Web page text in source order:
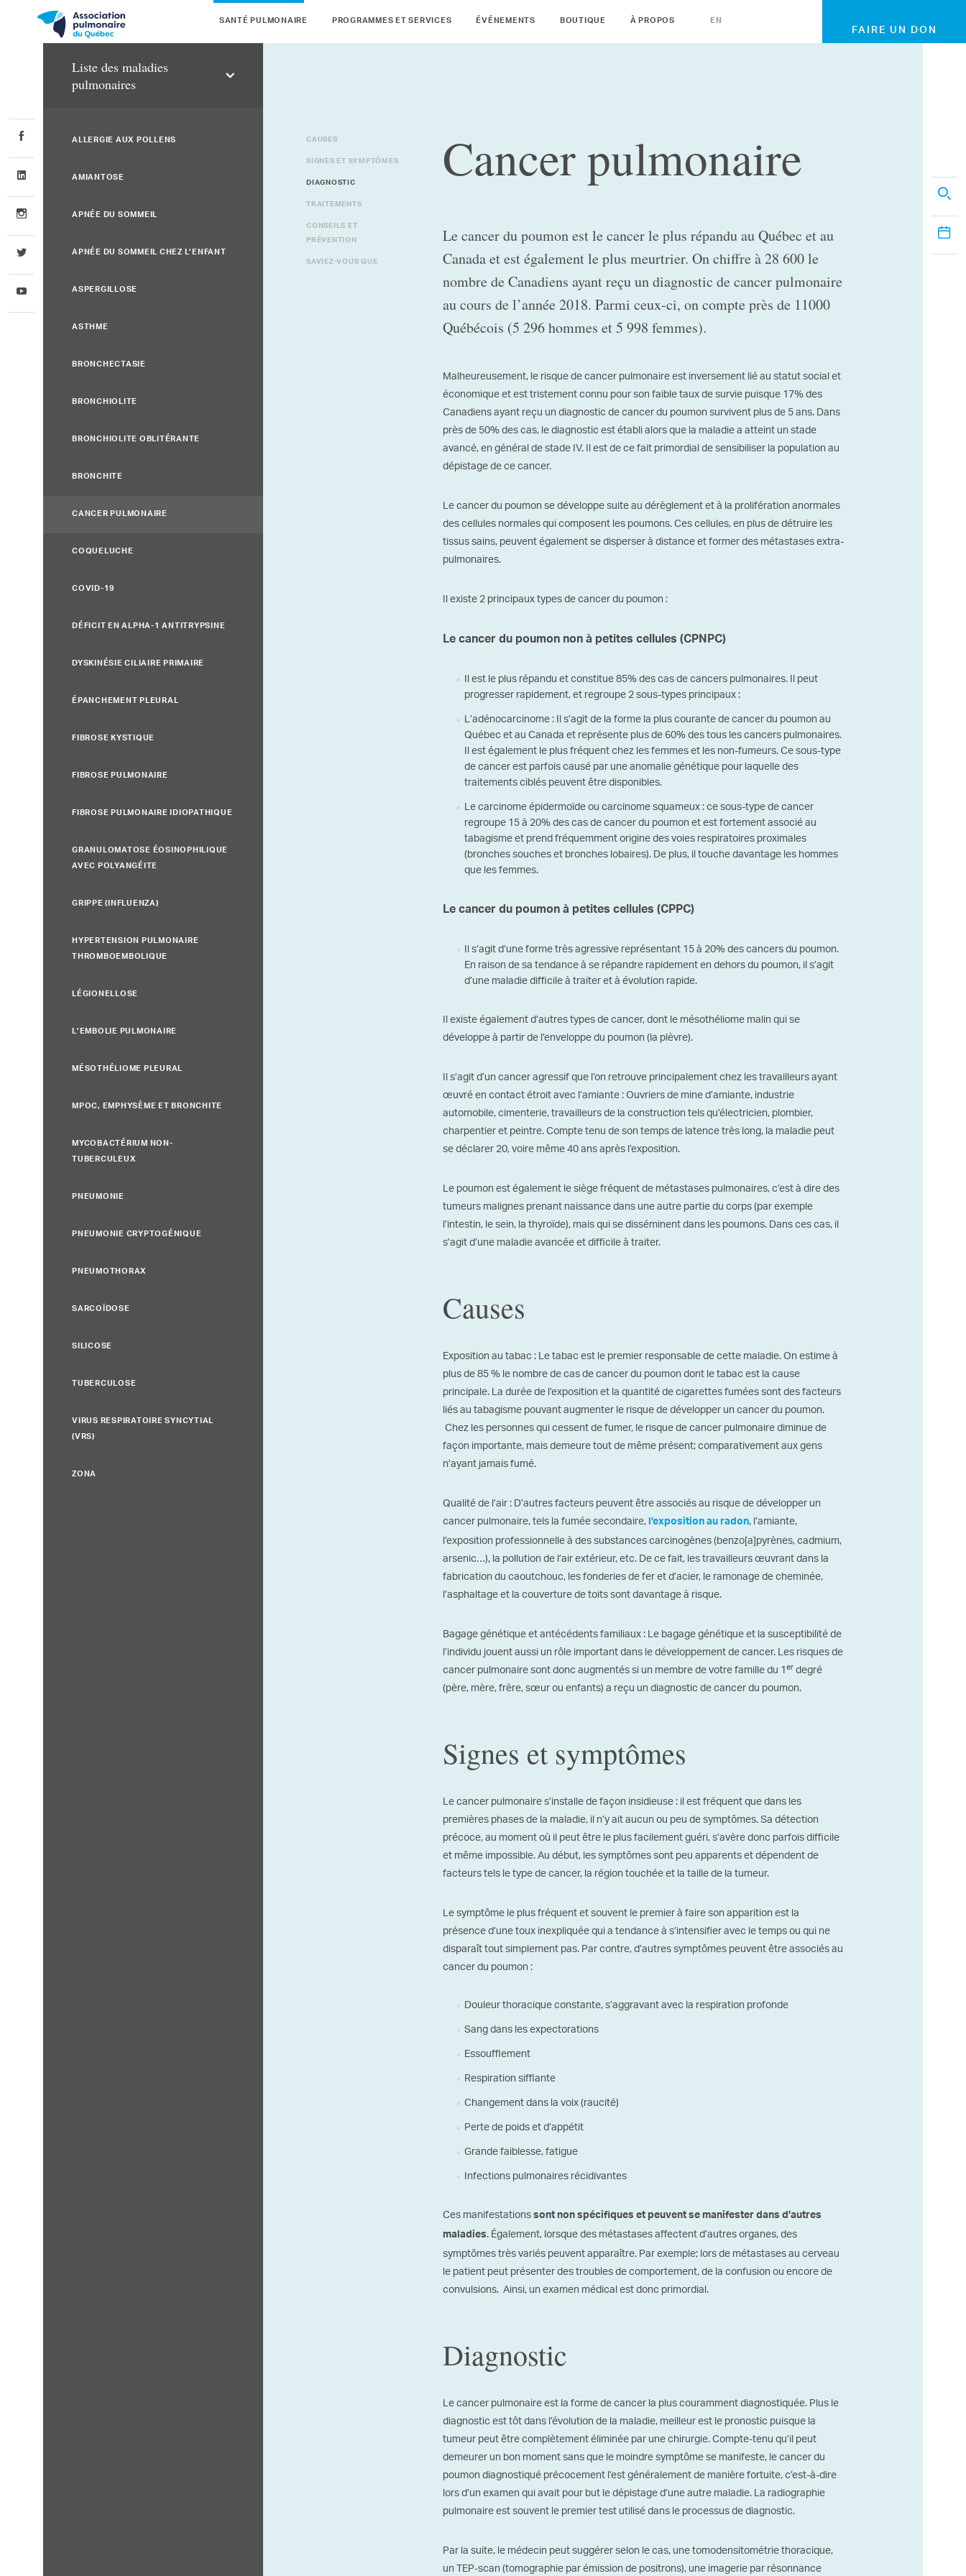
FAIRE UN DON
SANTÉ PULMONAIRE PROGRAMMES ET SERVICES ÉVÉNEMENTS BOUTIQUE À PROPOS EN
Liste des maladies
pulmonaires
ALLERGIE AUX POLLENS
AMIANTOSE
APNÉE DU SOMMEIL
APNÉE DU SOMMEIL CHEZ L’ENFANT
ASPERGILLOSE
ASTHME
BRONCHECTASIE
BRONCHIOLITE
BRONCHIOLITE OBLITÉRANTE
BRONCHITE
CANCER PULMONAIRE
COQUELUCHE
COVID-19
DÉFICIT EN ALPHA-1 ANTITRYPSINE
DYSKINÉSIE CILIAIRE PRIMAIRE
ÉPANCHEMENT PLEURAL
FIBROSE KYSTIQUE
FIBROSE PULMONAIRE
FIBROSE PULMONAIRE IDIOPATHIQUE
GRANULOMATOSE ÉOSINOPHILIQUE
AVEC POLYANGÉITE
GRIPPE (INFLUENZA)
HYPERTENSION PULMONAIRE
THROMBOEMBOLIQUE
LÉGIONELLOSE
L’EMBOLIE PULMONAIRE
MÉSOTHÉLIOME PLEURAL
MPOC, EMPHYSÈME ET BRONCHITE
MYCOBACTÉRIUM NON-
TUBERCULEUX
PNEUMONIE
PNEUMONIE CRYPTOGÉNIQUE
PNEUMOTHORAX
SARCOÏDOSE
SILICOSE
TUBERCULOSE
VIRUS RESPIRATOIRE SYNCYTIAL
(VRS)
ZONA
CAUSES
SIGNES ET SYMPTÔMES
DIAGNOSTIC
TRAITEMENTS
CONSEILS ET
PRÉVENTION
SAVIEZ-VOUS QUE
Cancer pulmonaire
Le cancer du poumon est le cancer le plus répandu au Québec et au
Canada et est également le plus meurtrier. On chiffre à 28 600 le
nombre de Canadiens ayant reçu un diagnostic de cancer pulmonaire
au cours de l’année 2018. Parmi ceux-ci, on compte près de 11000
Québécois (5 296 hommes et 5 998 femmes).
Malheureusement, le risque de cancer pulmonaire est inversement lié au statut social et
économique et est tristement connu pour son faible taux de survie puisque 17% des
Canadiens ayant reçu un diagnostic de cancer du poumon survivent plus de 5 ans. Dans
près de 50% des cas, le diagnostic est établi alors que la maladie a atteint un stade
avancé, en général de stade IV. Il est de ce fait primordial de sensibiliser la population au
dépistage de ce cancer.
Le cancer du poumon se développe suite au dérèglement et à la prolifération anormales
des cellules normales qui composent les poumons. Ces cellules, en plus de détruire les
tissus sains, peuvent également se disperser à distance et former des métastases extra-
pulmonaires.
Il existe 2 principaux types de cancer du poumon :
Le cancer du poumon non à petites cellules (CPNPC)
Il est le plus répandu et constitue 85% des cas de cancers pulmonaires. Il peut
progresser rapidement, et regroupe 2 sous-types principaux :
L’adénocarcinome : Il s’agit de la forme la plus courante de cancer du poumon au
Québec et au Canada et représente plus de 60% des tous les cancers pulmonaires.
Il est également le plus fréquent chez les femmes et les non-fumeurs. Ce sous-type
de cancer est parfois causé par une anomalie génétique pour laquelle des
traitements ciblés peuvent être disponibles.
Le carcinome épidermoïde ou carcinome squameux : ce sous-type de cancer
regroupe 15 à 20% des cas de cancer du poumon et est fortement associé au
tabagisme et prend fréquemment origine des voies respiratoires proximales
(bronches souches et bronches lobaires). De plus, il touche davantage les hommes
que les femmes.
Le cancer du poumon à petites cellules (CPPC)
Il s’agit d’une forme très agressive représentant 15 à 20% des cancers du poumon.
En raison de sa tendance à se répandre rapidement en dehors du poumon, il s’agit
d’une maladie difficile à traiter et à évolution rapide.
Il existe également d’autres types de cancer, dont le mésothéliome malin qui se
développe à partir de l’enveloppe du poumon (la plèvre).
Il s’agit d’un cancer agressif que l’on retrouve principalement chez les travailleurs ayant
œuvré en contact étroit avec l’amiante : Ouvriers de mine d’amiante, industrie
automobile, cimenterie, travailleurs de la construction tels qu’électricien, plombier,
charpentier et peintre. Compte tenu de son temps de latence très long, la maladie peut
se déclarer 20, voire même 40 ans après l’exposition.
Le poumon est également le siège fréquent de métastases pulmonaires, c’est à dire des
tumeurs malignes prenant naissance dans une autre partie du corps (par exemple
l’intestin, le sein, la thyroïde), mais qui se disséminent dans les poumons. Dans ces cas, il
s’agit d’une maladie avancée et difficile à traiter.
Causes
Exposition au tabac : Le tabac est le premier responsable de cette maladie. On estime à
plus de 85 % le nombre de cas de cancer du poumon dont le tabac est la cause
principale. La durée de l’exposition et la quantité de cigarettes fumées sont des facteurs
liés au tabagisme pouvant augmenter le risque de développer un cancer du poumon.
Chez les personnes qui cessent de fumer, le risque de cancer pulmonaire diminue de
façon importante, mais demeure tout de même présent; comparativement aux gens
n’ayant jamais fumé.
Qualité de l’air : D’autres facteurs peuvent être associés au risque de développer un
cancer pulmonaire, tels la fumée secondaire,l’exposition au radon, l’amiante,
l’exposition professionnelle à des substances carcinogènes (benzo[a]pyrènes, cadmium,
arsenic…), la pollution de l’air extérieur, etc. De ce fait, les travailleurs œuvrant dans la
fabrication du caoutchouc, les fonderies de fer et d’acier, le ramonage de cheminée,
l’asphaltage et la couverture de toits sont davantage à risque.
Bagage génétique et antécédents familiaux : Le bagage génétique et la susceptibilité de
l’individu jouent aussi un rôle important dans le développement de cancer. Les risques de
cancer pulmonaire sont donc augmentés si un membre de votre famille du 1erdegré
(père, mère, frère, sœur ou enfants) a reçu un diagnostic de cancer du poumon.
Signes et symptômes
Le cancer pulmonaire s’installe de façon insidieuse : il est fréquent que dans les
premières phases de la maladie, il n’y ait aucun ou peu de symptômes. Sa détection
précoce, au moment où il peut être le plus facilement guéri, s’avère donc parfois difficile
et même impossible. Au début, les symptômes sont peu apparents et dépendent de
facteurs tels le type de cancer, la région touchée et la taille de la tumeur.
Le symptôme le plus fréquent et souvent le premier à faire son apparition est la
présence d’une toux inexpliquée qui a tendance à s’intensifier avec le temps ou qui ne
disparaît tout simplement pas. Par contre, d’autres symptômes peuvent être associés au
cancer du poumon :
Douleur thoracique constante, s’aggravant avec la respiration profonde
Sang dans les expectorations
Essoufflement
Respiration sifflante
Changement dans la voix (raucité)
Perte de poids et d’appétit
Grande faiblesse, fatigue
Infections pulmonaires récidivantes
Ces manifestationssont non spécifiques et peuvent se manifester dans d’autres
maladies. Également, lorsque des métastases affectent d’autres organes, des
symptômes très variés peuvent apparaître. Par exemple; lors de métastases au cerveau
le patient peut présenter des troubles de comportement, de la confusion ou encore de
convulsions. Ainsi, un examen médical est donc primordial.
Diagnostic
Le cancer pulmonaire est la forme de cancer la plus couramment diagnostiquée. Plus le
diagnostic est tôt dans l’évolution de la maladie, meilleur est le pronostic puisque la
tumeur peut être complètement éliminée par une chirurgie. Compte-tenu qu’il peut
demeurer un bon moment sans que le moindre symptôme se manifeste, le cancer du
poumon diagnostiqué précocement l’est généralement de manière fortuite, c’est-à-dire
lors d’un examen qui avait pour but le dépistage d’une autre maladie. La radiographie
pulmonaire est souvent le premier test utilisé dans le processus de diagnostic.
Par la suite, le médecin peut suggérer selon le cas, une tomodensitométrie thoracique,
un TEP-scan (tomographie par émission de positrons), une imagerie par résonnance